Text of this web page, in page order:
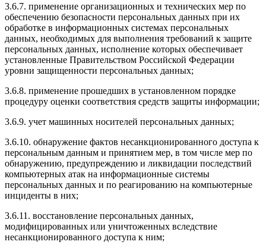
3.6.7. применение организационных и технических мер по
обеспечению безопасности персональных данных при их
обработке в информационных системах персональных
данных, необходимых для выполнения требований к защите
персональных данных, исполнение которых обеспечивает
установленные Правительством Российской Федерации
уровни защищенности персональных данных;
3.6.8. применение прошедших в установленном порядке
процедуру оценки соответствия средств защиты информации;
3.6.9. учет машинных носителей персональных данных;
3.6.10. обнаружение фактов несанкционированного доступа к
персональным данным и принятием мер, в том числе мер по
обнаружению, предупреждению и ликвидации последствий
компьютерных атак на информационные системы
персональных данных и по реагированию на компьютерные
инциденты в них;
3.6.11. восстановление персональных данных,
модифицированных или уничтоженных вследствие
несанкционированного доступа к ним;